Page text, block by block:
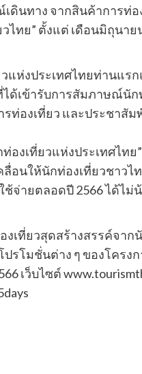
นทาง จากสินค้าการท่อ
ไทย” ตั้งแต่ เดือนมิถุนาย
แห่งประเทศไทยท่านแร
ด้เข้ารับการสัมภาษณ์นัก
ท่องเที่ยว และประชาสั
งเที่ยวแห่งประเทศไทย
อนให้นักท่องเที่ยวชาวไ
ช้จ่ายตลอดปี 2566 ได้ไม่
เที่ยวสุดสร้างสรรค์จาก
รโมชั่นต่าง ๆ ของโครง
เว็บไซต์